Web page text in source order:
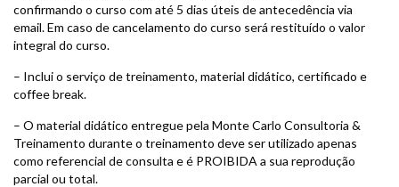
confirmando o curso com até 5 dias úteis de antecedência via
email. Em caso de cancelamento do curso será restituído o valor
integral do curso.
– Inclui o serviço de treinamento, material didático, certificado e
coffee break.
– O material didático entregue pela Monte Carlo Consultoria &
Treinamento durante o treinamento deve ser utilizado apenas
como referencial de consulta e é PROIBIDA a sua reprodução
parcial ou total.